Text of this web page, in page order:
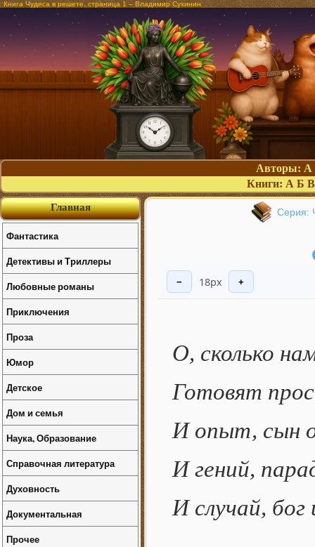
Книга Чудеса в решете, страница 1 – Владимир Сухинин
Авторы: А
Книги: А Б В
Серия:
− 18px +
О, сколько
Готовят
И опыт, сын
И гений,
И случай,
Главная
Фантастика
Детективы и Триллеры
Любовные романы
Приключения
Проза
Юмор
Детское
Дом и семья
Наука, Образование
Справочная литература
Духовность
Документальная
Прочее